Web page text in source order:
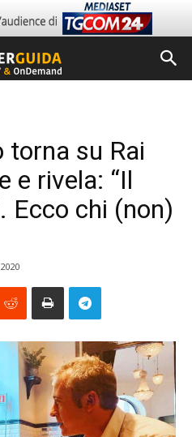
torna su Rai
e rivela: “Il
Ecco chi (non)